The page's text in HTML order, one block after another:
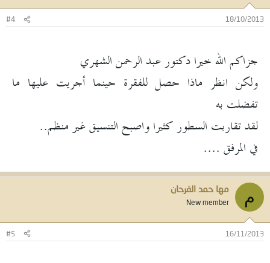
18/10/2013
#4
جزاكم الله خيرا دكتور عبد الرحمن الشهري
ولكن انظر ماذا حصل للفقرة حينما أجريت عليها ما
تفضلت به
لقد تقاربت السطور كثيرا واصبح التنسيق غير منظم..
في المرفق ....
م مها حمد الفرحان
New member
16/11/2013
#5